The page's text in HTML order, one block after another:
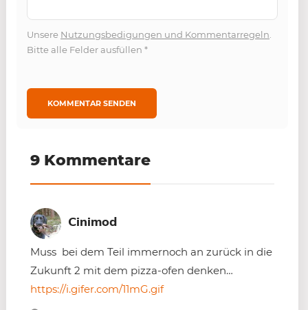
Unsere Nutzungsbedigungen und Kommentarregeln
Bitte alle Felder ausfüllen *
9 Kommentare
Cinimod
Muss bei dem Teil immernoch an zurück in die
Zukunft 2 mit dem pizza-ofen denken…
https://i.gifer.com/11mG.gif